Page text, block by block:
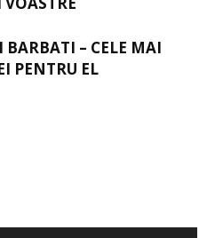
BARBATI – CELE MAI
PENTRU EL